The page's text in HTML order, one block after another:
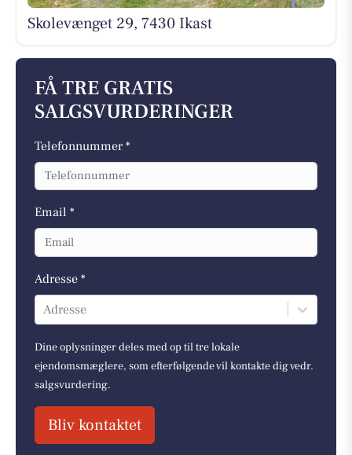
Skolevænget 29, 7430 Ikast
FÅ TRE GRATIS
SALGSVURDERINGER
Telefonnummer *
Email *
Adresse *
Adresse
Dine oplysninger deles med op til tre lokale
ejendomsmæglere, som efterfølgende vil kontakte dig vedr.
salgsvurdering.
Bliv kontaktet